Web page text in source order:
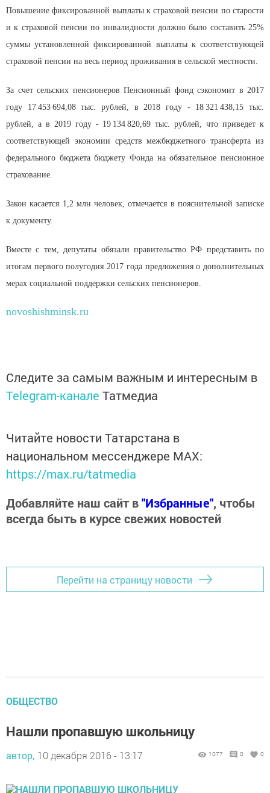
Повышение фиксированной выплаты к страховой пенсии по старости
и к страховой пенсии по инвалидности должно было составить 25%
суммы установленной фиксированной выплаты к соответствующей
страховой пенсии на весь период проживания в сельской местности.
За счет сельских пенсионеров Пенсионный фонд сэкономит в 2017
году 17 453 694,08 тыс. рублей, в 2018 году - 18 321 438,15 тыс.
рублей, а в 2019 году - 19 134 820,69 тыс. рублей, что приведет к
соответствующей экономии средств межбюджетного трансферта из
федерального бюджета бюджету Фонда на обязательное пенсионное
страхование.
Закон касается 1,2 млн человек, отмечается в пояснительной записке
к документу.
Вместе с тем, депутаты обязали правительство РФ представить по
итогам первого полугодия 2017 года предложения о дополнительных
мерах социальной поддержки сельских пенсионеров.
novoshishminsk.ru
Следите за самым важным и интересным в
Telegram-канале Татмедиа
Читайте новости Татарстана в
национальном мессенджере MАХ:
https://max.ru/tatmedia
Добавляйте наш сайт в"Избранные", чтобы
всегда быть в курсе свежих новостей
Перейти на страницу новости
ОБЩЕСТВО
Нашли пропавшую школьницу
автор, 10 декабря 2016 - 13:17 1077 0 0